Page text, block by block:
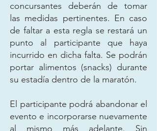
concursantes deberán de tomar
las medidas pertinentes. En caso
de faltar a esta regla se restará un
punto al participante que haya
incurrido en dicha falta. Se podrán
portar alimentos (snacks) durante
su estadía dentro de la maratón.
El participante podrá abandonar el
evento e incorporarse nuevamente
al mismo más adelante. Sin